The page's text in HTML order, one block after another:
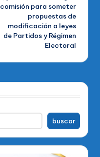
comisión para someter
propuestas de
modificación a leyes
de Partidos y Régimen
Electoral
buscar